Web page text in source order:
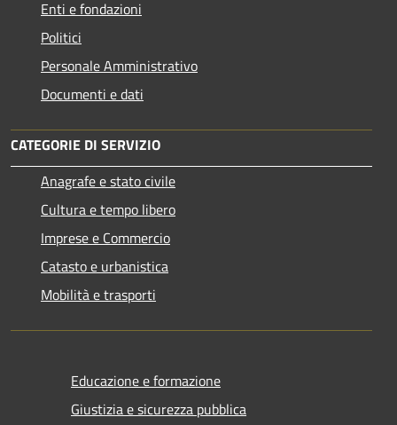
Enti e fondazioni
Politici
Personale Amministrativo
Documenti e dati
CATEGORIE DI SERVIZIO
Anagrafe e stato civile
Cultura e tempo libero
Imprese e Commercio
Catasto e urbanistica
Mobilità e trasporti
Educazione e formazione
Giustizia e sicurezza pubblica